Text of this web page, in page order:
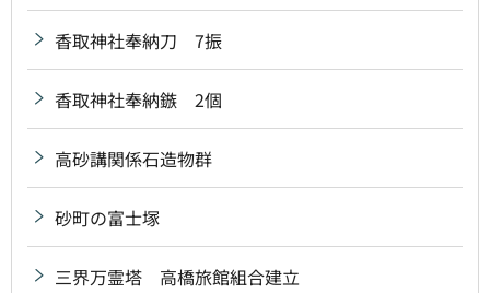
香取神社奉納刀 7振
香取神社奉納鏃 2個
高砂講関係石造物群
砂町の富士塚
三界万霊塔 高橋旅館組合建立